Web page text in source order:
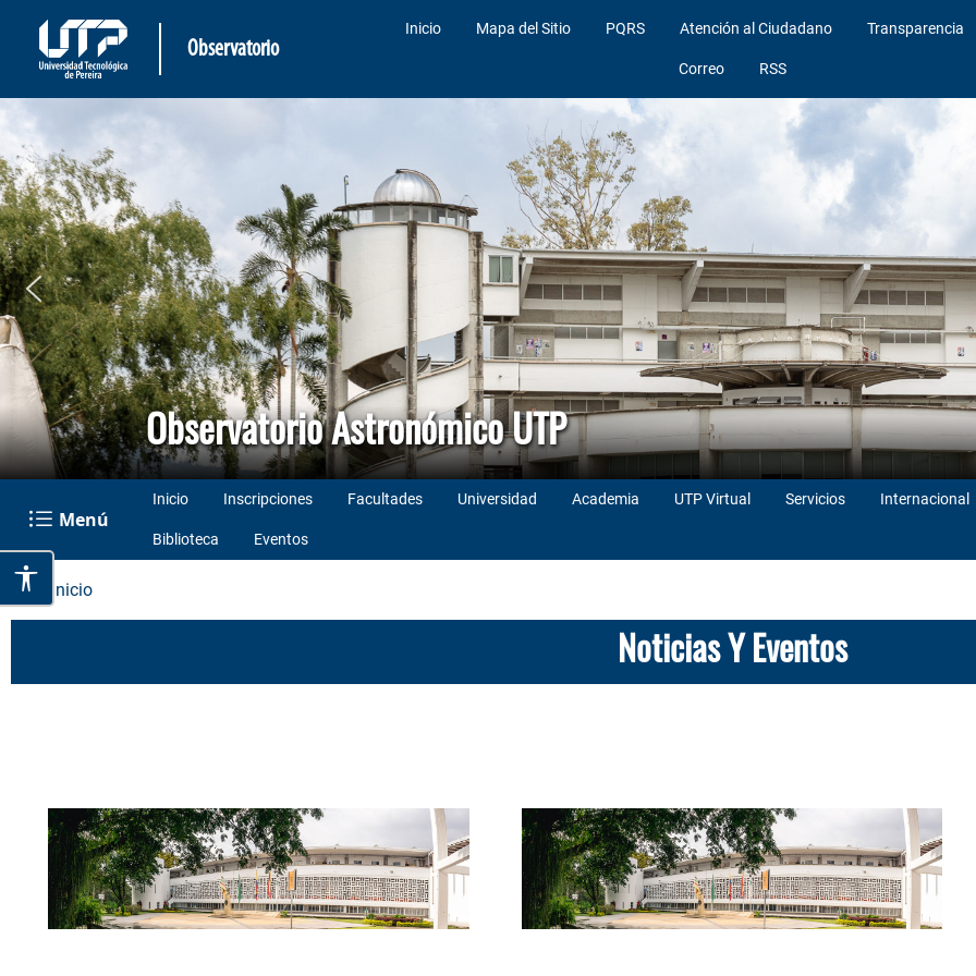
Observatorio
Inicio Mapa del Sitio PQRS Atención al Ciudadano Transparencia
Correo RSS
Observatorio Astronómico UTP
Menú
Inicio Inscripciones Facultades Universidad Academia UTP Virtual Servicios Internacional
Biblioteca Eventos
Inicio
Noticias Y Eventos